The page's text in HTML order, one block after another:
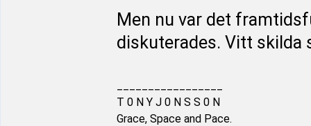
Men nu var det
diskuterades. Vitt skilda
T 0 N Y J 0 N S S 0 N
Grace, Space and Pace.